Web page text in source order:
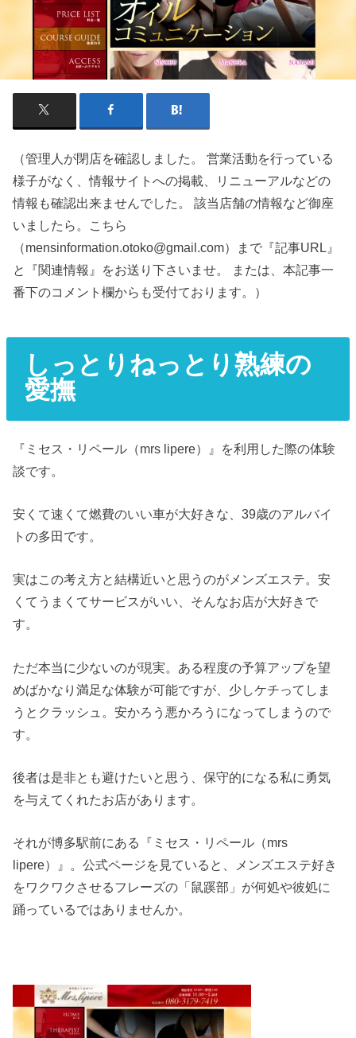
（管理人が閉店を確認しました。 営業活動を行っている
様子がなく、情報サイトへの掲載、リニューアルなどの
情報も確認出来ませんでした。 該当店舗の情報など御座
いましたら。こちら
（mensinformation.otoko@gmail.com）まで『記事URL』
と『関連情報』をお送り下さいませ。 または、本記事一
番下のコメント欄からも受付ております。）
しっとりねっとり熟練の
愛撫
『ミセス・リペール（mrs lipere）』を利用した際の体験
談です。
安くて速くて燃費のいい車が大好きな、39歳のアルバイ
トの多田です。
実はこの考え方と結構近いと思うのがメンズエステ。安
くてうまくてサービスがいい、そんなお店が大好きで
す。
ただ本当に少ないのが現実。ある程度の予算アップを望
めばかなり満足な体験が可能ですが、少しケチってしま
うとクラッシュ。安かろう悪かろうになってしまうので
す。
後者は是非とも避けたいと思う、保守的になる私に勇気
を与えてくれたお店があります。
それが博多駅前にある『ミセス・リペール（mrs
lipere）』。公式ページを見ていると、メンズエステ好き
をワクワクさせるフレーズの「鼠蹊部」が何処や彼処に
踊っているではありませんか。